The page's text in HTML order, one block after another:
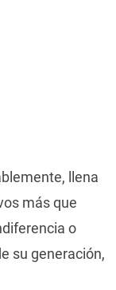
llena
más que
o
su generación,